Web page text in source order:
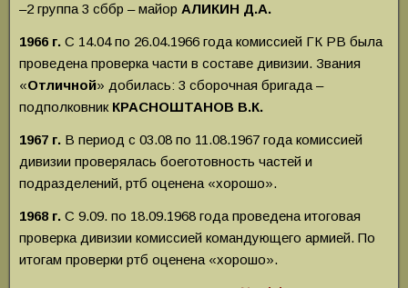
–2 группа 3 сббр – майор АЛИКИН Д.А.
1966 г. С 14.04 по 26.04.1966 года комиссией ГК РВ была
проведена проверка части в составе дивизии. Звания
«Отличной» добилась: 3 сборочная бригада –
подполковник КРАСНОШТАНОВ В.К.
1967 г. В период с 03.08 по 11.08.1967 года комиссией
дивизии проверялась боеготовность частей и
подразделений, ртб оценена «хорошо».
1968 г. С 9.09. по 18.09.1968 года проведена итоговая
проверка дивизии комиссией командующего армией. По
итогам проверки ртб оценена «хорошо».